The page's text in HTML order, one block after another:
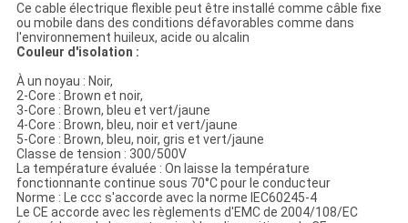
POLITIQUE
DE
CONFIDENTIALITÉ
Ce cable électrique flexible peut être installé comme câble fixe
ou mobile dans des conditions défavorables comme dans
l'environnement huileux, acide ou alcalin
Couleur d'isolation :
À un noyau : Noir,
2-Core : Brown et noir,
3-Core : Brown, bleu et vert/jaune
4-Core : Brown, bleu, noir et vert/jaune
5-Core : Brown, bleu, noir, gris et vert/jaune
Classe de tension : 300/500V
La température évaluée : On laisse la température
fonctionnante continue sous 70°C pour le conducteur
Norme : Le ccc s'accorde avec la norme IEC60245-4
Le CE accorde avec les règlements d'EMC de 2004/108/EC